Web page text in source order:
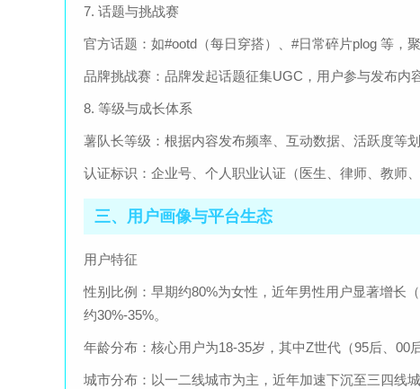
7. 话题与挑战赛
官方话题：如#ootd（每日穿搭）、#日常碎片plog 等，聚
品牌挑战赛：品牌发起话题征集UGC，用户参与发布内
8. 等级与成长体系
薯队长等级：根据内容发布频率、互动数据、活跃度等
认证标识：企业号、个人职业认证（医生、律师、教师
三、用户画像与平台生态
用户特征
性别比例：早期约80%为女性，近年男性用户显著增长
约30%-35%。
年龄分布：核心用户为18-35岁，其中Z世代（95后、00
城市分布：以一二线城市为主，近年加速下沉至三四线城